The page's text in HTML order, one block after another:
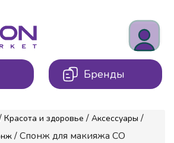
Бренды
Красота и здоровье / Аксессуары /
/ Спонж для макияжа СО